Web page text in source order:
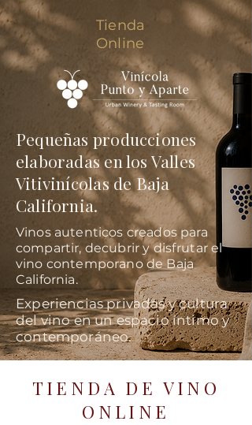
Tienda
Online
Pequeñas producciones
elaboradas en los Valles
Vitivinícolas de Baja
California.
Vinos autenticos creados para
compartir, decubrir y disfrutar el
vino contemporano de Baja
California.
Experiencias privadas y cultura
del vino en un espacio íntimo y
contemporáneo.
TIENDA DE VINO
ONLINE